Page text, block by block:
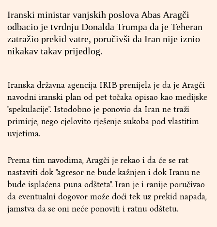
Iranski ministar vanjskih poslova Abas Aragči
odbacio je tvrdnju Donalda Trumpa da je Teheran
zatražio prekid vatre, poručivši da Iran nije iznio
nikakav takav prijedlog.
Iranska državna agencija IRIB prenijela je da je Aragči
navodni iranski plan od pet točaka opisao kao medijske
"spekulacije". Istodobno je ponovio da Iran ne traži
primirje, nego cjelovito rješenje sukoba pod vlastitim
uvjetima.
Prema tim navodima, Aragči je rekao i da će se rat
nastaviti dok "agresor ne bude kažnjen i dok Iranu ne
bude isplaćena puna odšteta". Iran je i ranije poručivao
da eventualni dogovor može doći tek uz prekid napada,
jamstva da se oni neće ponoviti i ratnu odštetu.